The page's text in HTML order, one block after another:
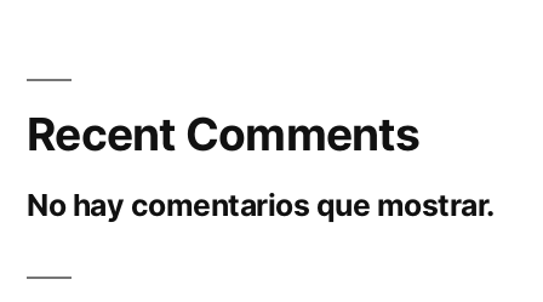
Recent Comments
No hay comentarios que mostrar.